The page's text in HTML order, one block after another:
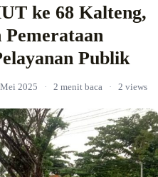
ke 68 Kalteng,
Publik
2025 · 2 menit baca · 2 views